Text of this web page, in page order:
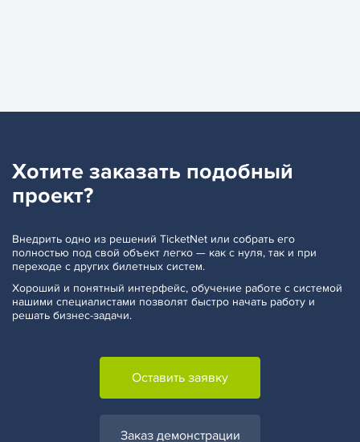
Хотите заказать подобный
проект?
Внедрить одно из решений TicketNet или собрать его
полностью под свой объект легко — как с нуля, так и при
переходе с других билетных систем.
Хороший и понятный интерфейс, обучение работе с системой
нашими специалистами позволят быстро начать работу и
решать бизнес-задачи.
Оставить заявку
Заказ демонстрации